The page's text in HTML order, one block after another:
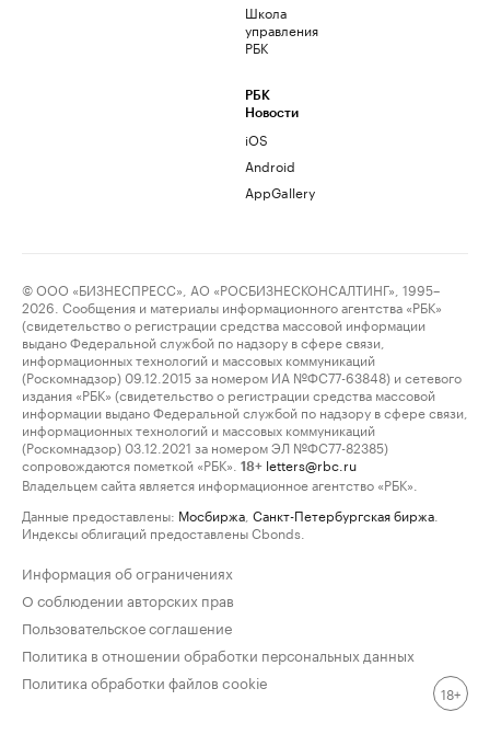
Школа
управления
РБК
РБК
Новости
iOS
Android
AppGallery
© ООО «БИЗНЕСПРЕСС», АО «РОСБИЗНЕСКОНСАЛТИНГ», 1995–
2026. Сообщения и материалы информационного агентства «РБК»
(свидетельство о регистрации средства массовой информации
выдано Федеральной службой по надзору в сфере связи,
информационных технологий и массовых коммуникаций
(Роскомнадзор) 09.12.2015 за номером ИА №ФС77-63848) и сетевого
издания «РБК» (свидетельство о регистрации средства массовой
информации выдано Федеральной службой по надзору в сфере связи,
информационных технологий и массовых коммуникаций
(Роскомнадзор) 03.12.2021 за номером ЭЛ №ФС77-82385)
сопровождаются пометкой «РБК».
18+ letters@rbc.ru
Владельцем сайта является информационное агентство «РБК».
Данные предоставлены: Мосбиржа Санкт-Петербургская биржа
Индексы облигаций предоставлены Cbonds.
Информация об ограничениях
О соблюдении авторских прав
Пользовательское соглашение
Политика в отношении обработки персональных данных
Политика обработки файлов cookie
18+